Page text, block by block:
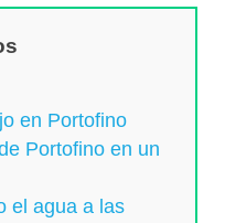
en Portofino
Portofino en un
el agua a las